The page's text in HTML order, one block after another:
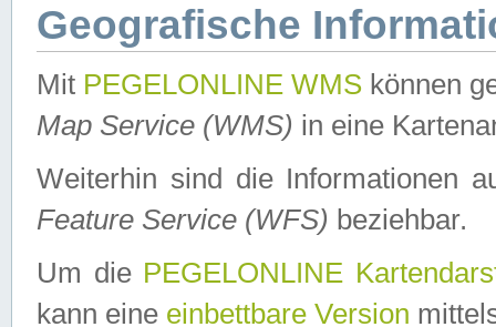
Geografische
Mit PEGELONLINE WMS können
Map Service (WMS) in eine
Weiterhin sind die Informationen
Feature Service (WFS) beziehbar.
Um die PEGELONLINE
kann eine einbettbare Version